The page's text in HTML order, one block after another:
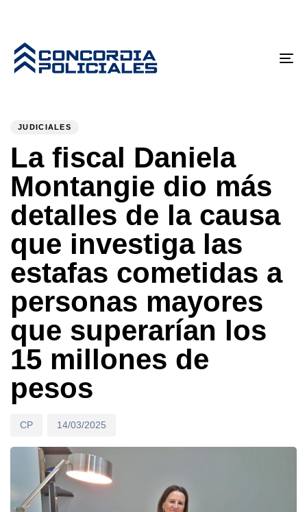
JUDICIALES
La fiscal Daniela
Montangie dio más
detalles de la causa
que investiga las
estafas cometidas a
personas mayores
que superarían los
15 millones de
pesos
CP 14/03/2025